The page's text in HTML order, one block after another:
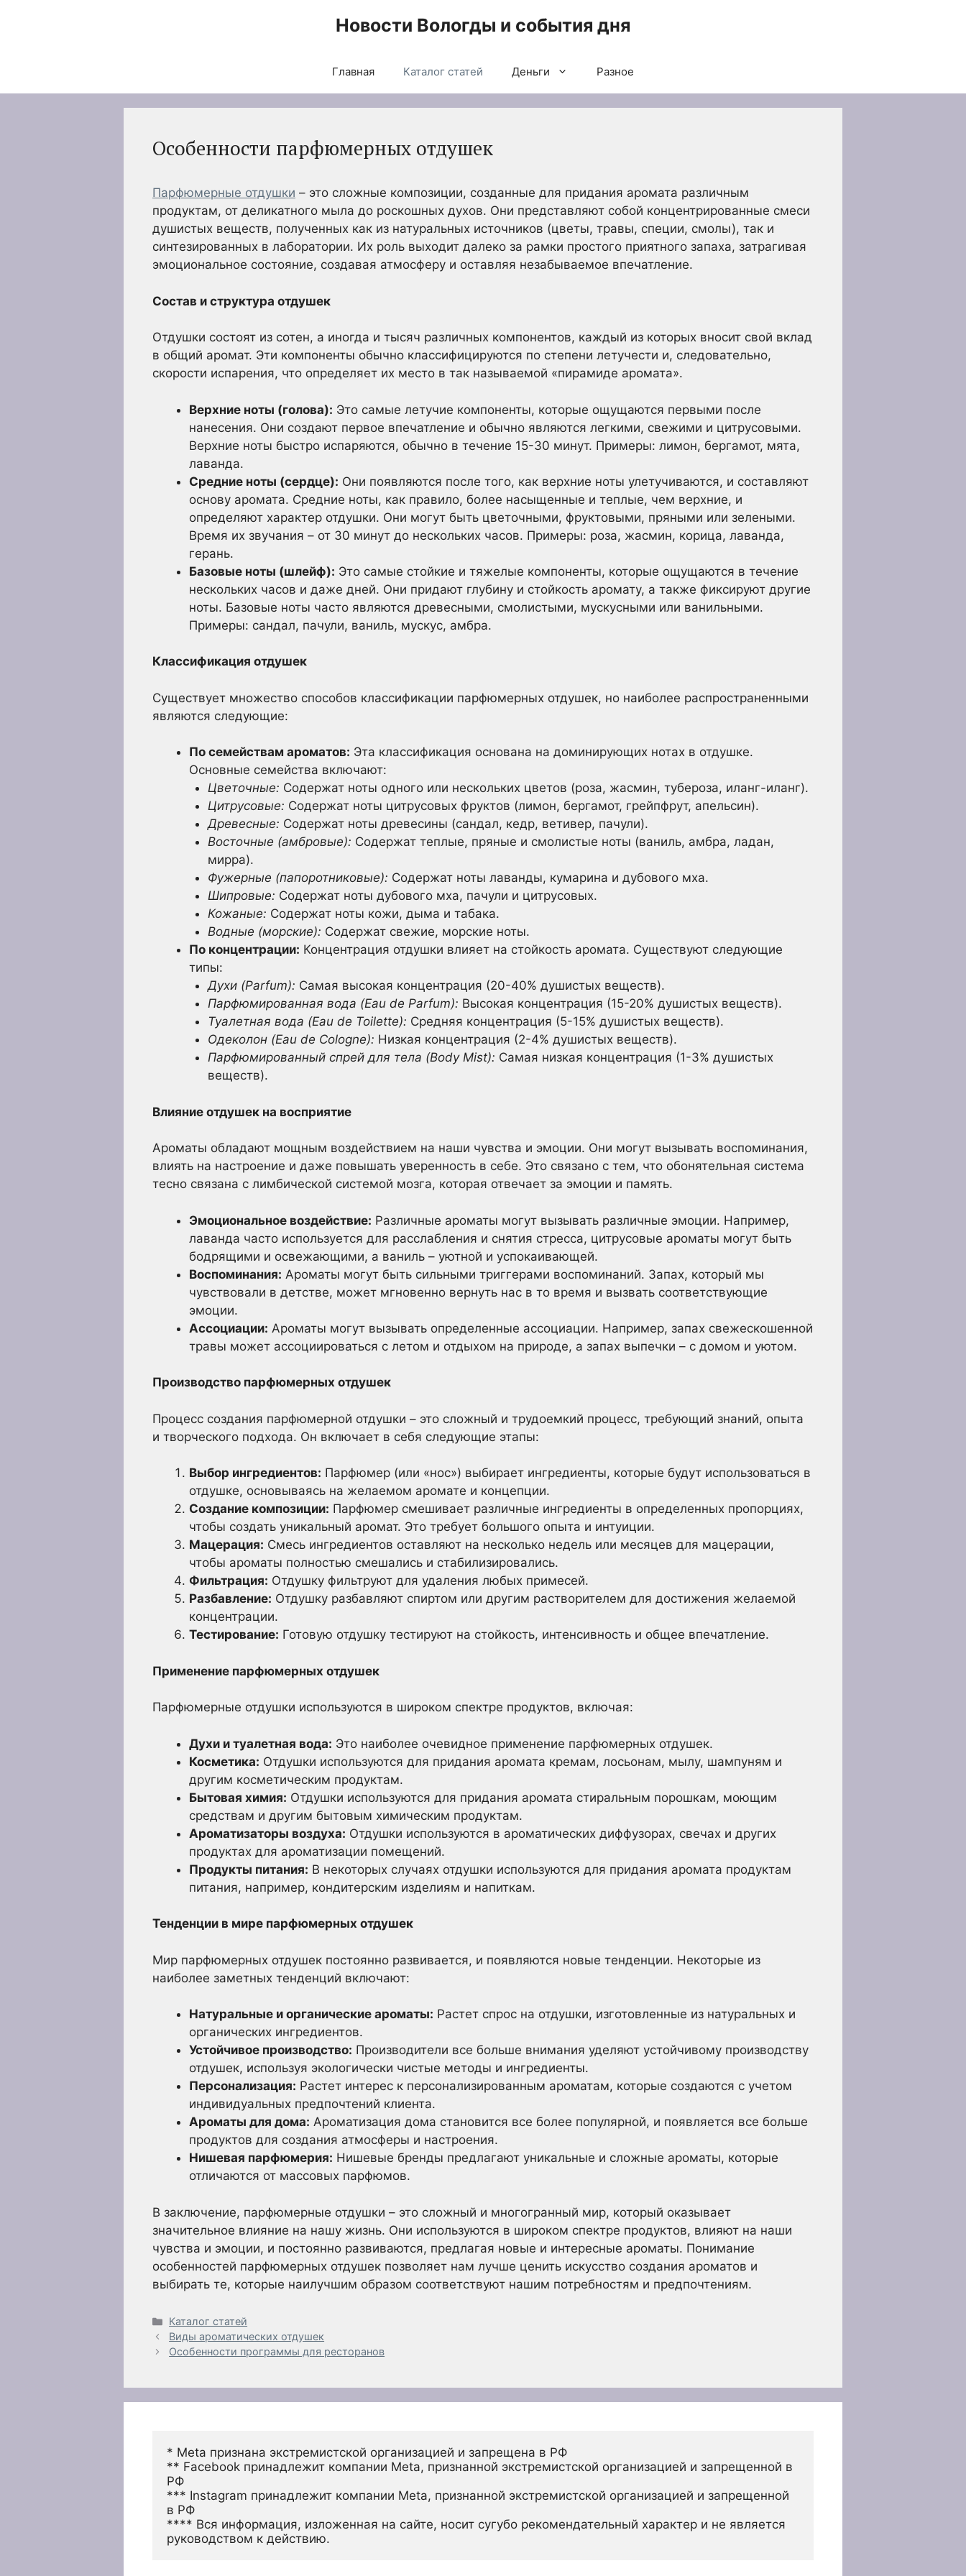
Новости Вологды и события дня
Главная Каталог статей Деньги Разное
Особенности парфюмерных отдушек
Парфюмерные отдушки – это сложные композиции, созданные для придания аромата различным
продуктам, от деликатного мыла до роскошных духов. Они представляют собой концентрированные смеси
душистых веществ, полученных как из натуральных источников (цветы, травы, специи, смолы), так и
синтезированных в лаборатории. Их роль выходит далеко за рамки простого приятного запаха, затрагивая
эмоциональное состояние, создавая атмосферу и оставляя незабываемое впечатление.
Состав и структура отдушек
Отдушки состоят из сотен, а иногда и тысяч различных компонентов, каждый из которых вносит свой вклад
в общий аромат. Эти компоненты обычно классифицируются по степени летучести и, следовательно,
скорости испарения, что определяет их место в так называемой «пирамиде аромата».
Верхние ноты (голова): Это самые летучие компоненты, которые ощущаются первыми после
нанесения. Они создают первое впечатление и обычно являются легкими, свежими и цитрусовыми.
Верхние ноты быстро испаряются, обычно в течение 15-30 минут. Примеры: лимон, бергамот, мята,
лаванда.
Средние ноты (сердце): Они появляются после того, как верхние ноты улетучиваются, и составляют
основу аромата. Средние ноты, как правило, более насыщенные и теплые, чем верхние, и
определяют характер отдушки. Они могут быть цветочными, фруктовыми, пряными или зелеными.
Время их звучания – от 30 минут до нескольких часов. Примеры: роза, жасмин, корица, лаванда,
герань.
Базовые ноты (шлейф): Это самые стойкие и тяжелые компоненты, которые ощущаются в течение
нескольких часов и даже дней. Они придают глубину и стойкость аромату, а также фиксируют другие
ноты. Базовые ноты часто являются древесными, смолистыми, мускусными или ванильными.
Примеры: сандал, пачули, ваниль, мускус, амбра.
Классификация отдушек
Существует множество способов классификации парфюмерных отдушек, но наиболее распространенными
являются следующие:
По семействам ароматов: Эта классификация основана на доминирующих нотах в отдушке.
Основные семейства включают:
Цветочные: Содержат ноты одного или нескольких цветов (роза, жасмин, тубероза, иланг-иланг).
Цитрусовые: Содержат ноты цитрусовых фруктов (лимон, бергамот, грейпфрут, апельсин).
Древесные: Содержат ноты древесины (сандал, кедр, ветивер, пачули).
Восточные (амбровые): Содержат теплые, пряные и смолистые ноты (ваниль, амбра, ладан,
мирра).
Фужерные (папоротниковые): Содержат ноты лаванды, кумарина и дубового мха.
Шипровые: Содержат ноты дубового мха, пачули и цитрусовых.
Кожаные: Содержат ноты кожи, дыма и табака.
Водные (морские): Содержат свежие, морские ноты.
По концентрации: Концентрация отдушки влияет на стойкость аромата. Существуют следующие
типы:
Духи (Parfum): Самая высокая концентрация (20-40% душистых веществ).
Парфюмированная вода (Eau de Parfum): Высокая концентрация (15-20% душистых веществ).
Туалетная вода (Eau de Toilette): Средняя концентрация (5-15% душистых веществ).
Одеколон (Eau de Cologne): Низкая концентрация (2-4% душистых веществ).
Парфюмированный спрей для тела (Body Mist): Самая низкая концентрация (1-3% душистых
веществ).
Влияние отдушек на восприятие
Ароматы обладают мощным воздействием на наши чувства и эмоции. Они могут вызывать воспоминания,
влиять на настроение и даже повышать уверенность в себе. Это связано с тем, что обонятельная система
тесно связана с лимбической системой мозга, которая отвечает за эмоции и память.
Эмоциональное воздействие: Различные ароматы могут вызывать различные эмоции. Например,
лаванда часто используется для расслабления и снятия стресса, цитрусовые ароматы могут быть
бодрящими и освежающими, а ваниль – уютной и успокаивающей.
Воспоминания: Ароматы могут быть сильными триггерами воспоминаний. Запах, который мы
чувствовали в детстве, может мгновенно вернуть нас в то время и вызвать соответствующие
эмоции.
Ассоциации: Ароматы могут вызывать определенные ассоциации. Например, запах свежескошенной
травы может ассоциироваться с летом и отдыхом на природе, а запах выпечки – с домом и уютом.
Производство парфюмерных отдушек
Процесс создания парфюмерной отдушки – это сложный и трудоемкий процесс, требующий знаний, опыта
и творческого подхода. Он включает в себя следующие этапы:
Выбор ингредиентов: Парфюмер (или «нос») выбирает ингредиенты, которые будут использоваться в
отдушке, основываясь на желаемом аромате и концепции.
Создание композиции: Парфюмер смешивает различные ингредиенты в определенных пропорциях,
чтобы создать уникальный аромат. Это требует большого опыта и интуиции.
Мацерация: Смесь ингредиентов оставляют на несколько недель или месяцев для мацерации,
чтобы ароматы полностью смешались и стабилизировались.
Фильтрация: Отдушку фильтруют для удаления любых примесей.
Разбавление: Отдушку разбавляют спиртом или другим растворителем для достижения желаемой
концентрации.
Тестирование: Готовую отдушку тестируют на стойкость, интенсивность и общее впечатление.
Применение парфюмерных отдушек
Парфюмерные отдушки используются в широком спектре продуктов, включая:
Духи и туалетная вода: Это наиболее очевидное применение парфюмерных отдушек.
Косметика: Отдушки используются для придания аромата кремам, лосьонам, мылу, шампуням и
другим косметическим продуктам.
Бытовая химия: Отдушки используются для придания аромата стиральным порошкам, моющим
средствам и другим бытовым химическим продуктам.
Ароматизаторы воздуха: Отдушки используются в ароматических диффузорах, свечах и других
продуктах для ароматизации помещений.
Продукты питания: В некоторых случаях отдушки используются для придания аромата продуктам
питания, например, кондитерским изделиям и напиткам.
Тенденции в мире парфюмерных отдушек
Мир парфюмерных отдушек постоянно развивается, и появляются новые тенденции. Некоторые из
наиболее заметных тенденций включают:
Натуральные и органические ароматы: Растет спрос на отдушки, изготовленные из натуральных и
органических ингредиентов.
Устойчивое производство: Производители все больше внимания уделяют устойчивому производству
отдушек, используя экологически чистые методы и ингредиенты.
Персонализация: Растет интерес к персонализированным ароматам, которые создаются с учетом
индивидуальных предпочтений клиента.
Ароматы для дома: Ароматизация дома становится все более популярной, и появляется все больше
продуктов для создания атмосферы и настроения.
Нишевая парфюмерия: Нишевые бренды предлагают уникальные и сложные ароматы, которые
отличаются от массовых парфюмов.
В заключение, парфюмерные отдушки – это сложный и многогранный мир, который оказывает
значительное влияние на нашу жизнь. Они используются в широком спектре продуктов, влияют на наши
чувства и эмоции, и постоянно развиваются, предлагая новые и интересные ароматы. Понимание
особенностей парфюмерных отдушек позволяет нам лучше ценить искусство создания ароматов и
выбирать те, которые наилучшим образом соответствуют нашим потребностям и предпочтениям.
Рубрики
Каталог статей
Виды ароматических отдушек
Особенности программы для ресторанов
* Meta признана экстремистской организацией и запрещена в РФ
** Facebook принадлежит компании Meta, признанной экстремистской организацией и запрещенной в
РФ
*** Instagram принадлежит компании Meta, признанной экстремистской организацией и запрещенной
в РФ
**** Вся информация, изложенная на сайте, носит сугубо рекомендательный характер и не является
руководством к действию.